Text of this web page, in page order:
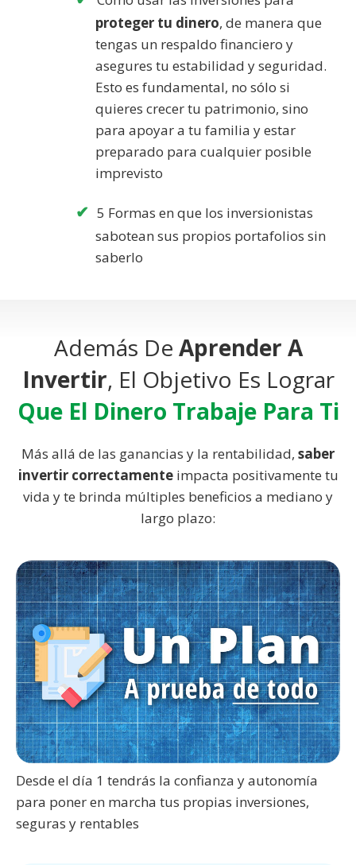
proteger tu dinero, de manera que
tengas un respaldo financiero y
asegures tu estabilidad y seguridad.
Esto es fundamental, no sólo si
quieres crecer tu patrimonio, sino
para apoyar a tu familia y estar
preparado para cualquier posible
imprevisto
5 Formas en que los inversionistas
sabotean sus propios portafolios sin
saberlo
Además De Aprender A
Invertir, El Objetivo Es Lograr
Que El Dinero Trabaje Para Ti
Más allá de las ganancias y la rentabilidad, saber
invertir correctamenteimpacta positivamente tu
vida y te brinda múltiples beneficios a mediano y
largo plazo:
Desde el día 1 tendrás la confianza y autonomía
para poner en marcha tus propias inversiones,
seguras y rentables